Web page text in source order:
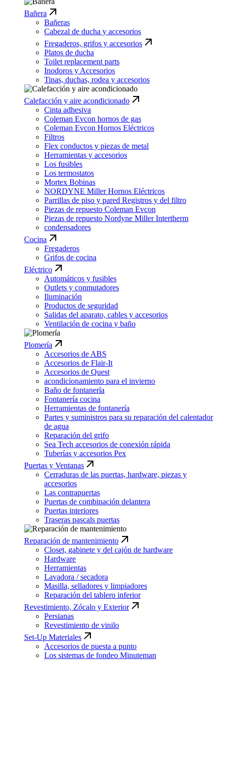
Bañera
Bañeras
Cabezal de ducha y accesorios
Fregaderos, grifos y accesorios
Platos de ducha
Toilet replacement parts
Inodoros y Accesorios
Tinas, duchas, rodea y accesorios
Calefacción y aire acondicionado
Cinta adhesiva
Coleman Evcon hornos de gas
Coleman Evcon Hornos Eléctricos
Filtros
Flex conductos y piezas de metal
Herramientas y accesorios
Los fusibles
Los termostatos
Mortex Bobinas
NORDYNE Miller Hornos Eléctricos
Parrillas de piso y pared Registros y del filtro
Piezas de repuesto Coleman Evcon
Piezas de repuesto Nordyne Miller Intertherm
condensadores
Cocina
Fregaderos
Grifos de cocina
Eléctrico
Automáticos y fusibles
Outlets y conmutadores
Iluminación
Productos de seguridad
Salidas del aparato, cables y accesorios
Ventilación de cocina y baño
Plomería
Accesorios de ABS
Accesorios de Flair-It
Accesorios de Quest
acondicionamiento para el invierno
Baño de fontanería
Fontanería cocina
Herramientas de fontanería
Partes y suministros para su reparación del calentador
de agua
Reparación del grifo
Sea Tech accesorios de conexión rápida
Tuberías y accesorios Pex
Puertas y Ventanas
Cerraduras de las puertas, hardware, piezas y
accesorios
Las contrapuertas
Puertas de combinación delantera
Puertas interiores
Traseras pascals puertas
Reparación de mantenimiento
Closet, gabinete y del cajón de hardware
Hardware
Herramientas
Lavadora / secadora
Masilla, selladores y limpiadores
Reparación del tablero inferior
Revestimiento, Zócalo y Exterior
Persianas
Revestimiento de vinilo
Set-Up Materiales
Accesorios de puesta a punto
Los sistemas de fondeo Minuteman